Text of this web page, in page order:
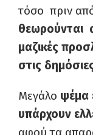
τόσο πριν
θεωρούνται
μαζικές
στις
Μεγάλο ψέμα
υπάρχουν